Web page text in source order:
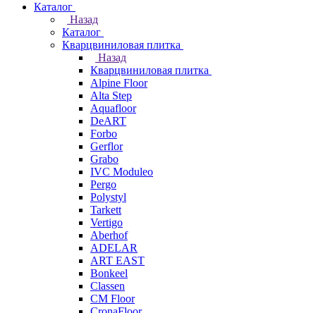
Каталог
Назад
Каталог
Кварцвиниловая плитка
Назад
Кварцвиниловая плитка
Alpine Floor
Alta Step
Aquafloor
DeART
Forbo
Gerflor
Grabo
IVC Moduleo
Pergo
Polystyl
Tarkett
Vertigo
Aberhof
ADELAR
ART EAST
Bonkeel
Classen
CM Floor